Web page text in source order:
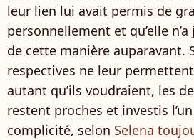
leur lien lui avait permis de
personnellement et qu’elle
de cette manière auparavant.
respectives ne leur
autant qu’ils voudraient, les
restent proches et investis
complicité, selon Selena